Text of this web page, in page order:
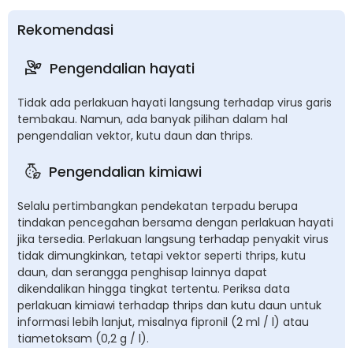
Rekomendasi
Pengendalian hayati
Tidak ada perlakuan hayati langsung terhadap virus garis
tembakau. Namun, ada banyak pilihan dalam hal
pengendalian vektor, kutu daun dan thrips.
Pengendalian kimiawi
Selalu pertimbangkan pendekatan terpadu berupa
tindakan pencegahan bersama dengan perlakuan hayati
jika tersedia. Perlakuan langsung terhadap penyakit virus
tidak dimungkinkan, tetapi vektor seperti thrips, kutu
daun, dan serangga penghisap lainnya dapat
dikendalikan hingga tingkat tertentu. Periksa data
perlakuan kimiawi terhadap thrips dan kutu daun untuk
informasi lebih lanjut, misalnya fipronil (2 ml / l) atau
tiametoksam (0,2 g / l).